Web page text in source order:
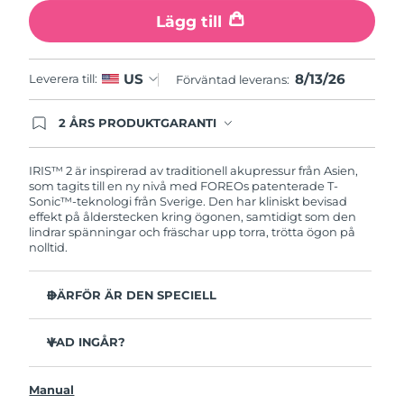
Lägg till
Leverera till: US Förväntad leverans: 8/13/26
2 ÅRS PRODUKTGARANTI
utan extra kostnad om du får problem med den
inom två år efter inköpsdatum.
IRIS™ 2 är inspirerad av traditionell akupressur från Asien,
som tagits till en ny nivå med FOREOs patenterade T-
Sonic™-teknologi från Sverige. Den har kliniskt bevisad
effekt på ålderstecken kring ögonen, samtidigt som den
lindrar spänningar och fräschar upp torra, trötta ögon på
nolltid.
DÄRFÖR ÄR DEN SPECIELL
ögonvård.
3,5x mer effektiv mot mörka ringar under ögonen*
Minskar mörka ringar med 70% och kråkfötter och fina
VAD INGÅR?
USB-laddkabel
Manual
Turkiet Förväntad leverans 8/13/26
Förenade
Arabemiraten
Storbritannien Förväntad leverans
Uzbekistan Förväntad leverans8/17/26
Vietnam